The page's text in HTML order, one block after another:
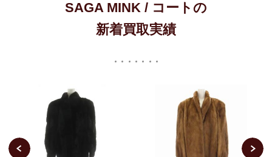
SAGA MINK / コートの
新着買取実績